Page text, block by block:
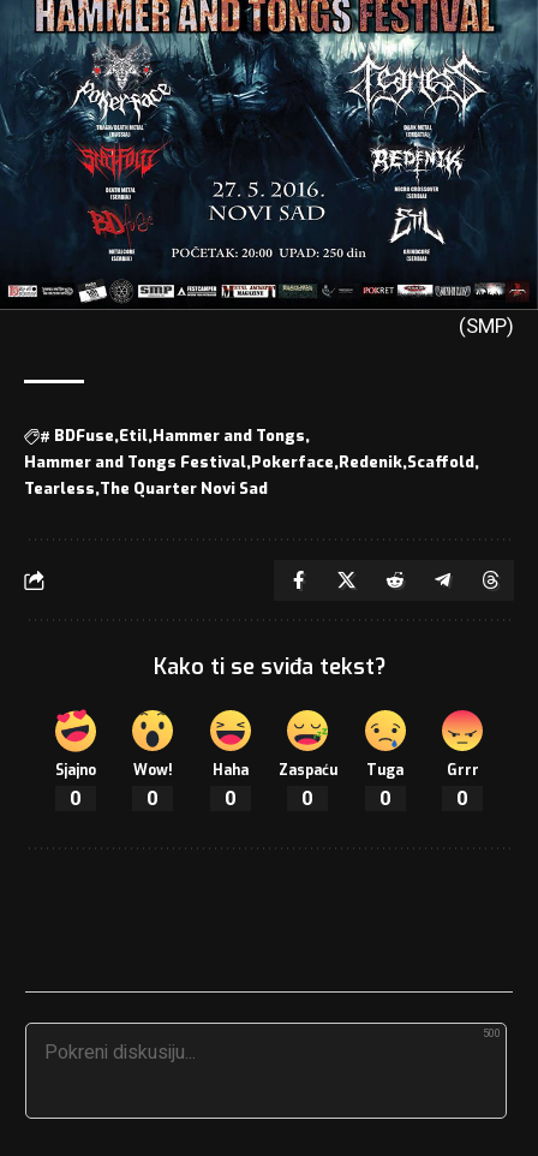
(SMP)
# BDFuse Etil Hammer and Tongs
Hammer and Tongs Festival Pokerface Redenik Scaffold
Tearless The Quarter Novi Sad
Kako ti se sviđa tekst?
Sjajno
0
Wow!
0
Haha
0
Zaspaću
0
Tuga
0
Grrr
0
500